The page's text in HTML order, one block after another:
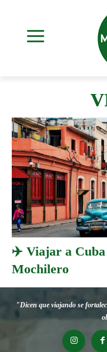
✈️ Viajar a
Mochilero
"Dicen que viajando se